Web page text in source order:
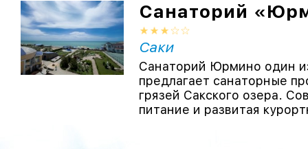
Санаторий
Саки
Санаторий Юрмино один
предлагает санаторные
грязей Сакского озера.
питание и развитая